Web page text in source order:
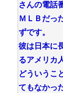
さんの電話
ＭＬＢだっ
ずです。
彼は日本に
るアメリカ
どういうこ
てもなかっ